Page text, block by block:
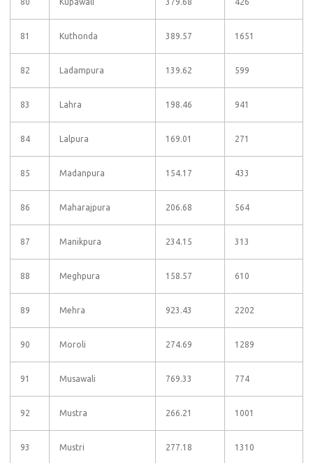
81 Kuthonda 389.57 1651
82 Ladampura 139.62 599
83 Lahra 198.46 941
84 Lalpura 169.01 271
85 Madanpura 154.17 433
86 Maharajpura 206.68 564
87 Manikpura 234.15 313
88 Meghpura 158.57 610
89 Mehra 923.43 2202
90 Moroli 274.69 1289
91 Musawali 769.33 774
92 Mustra 266.21 1001
93 Mustri 277.18 1310